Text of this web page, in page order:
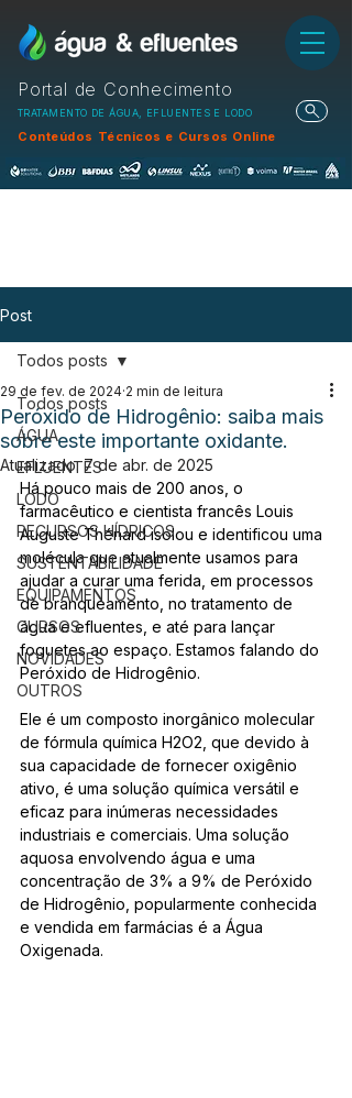
Portal de Conhecimento
TRATAMENTO DE ÁGUA, EFLUENTES E LODO
Conteúdos Técnicos e Cursos Online
Post
Todos posts
ÁGUA
EFLUENTES
LODO
RECURSOS HÍDRICOS
SUSTENTABILIDADE
EQUIPAMENTOS
CURSOS
NOVIDADES
OUTROS
Todos posts
Peróxido de Hidrogênio: saiba mais
sobre este importante oxidante.
29 de fev. de 2024 2 min de leitura
Atualizado:7 de abr. de 2025
Há pouco mais de 200 anos, o
farmacêutico e cientista francês Louis
Auguste Thénard isolou e identificou uma
molécula que atualmente usamos para
ajudar a curar uma ferida, em processos
de branqueamento, no tratamento de
água e efluentes, e até para lançar
foguetes ao espaço. Estamos falando do
Peróxido de Hidrogênio.
Ele é um composto inorgânico molecular
de fórmula química H2O2, que devido à
sua capacidade de fornecer oxigênio
ativo, é uma solução química versátil e
eficaz para inúmeras necessidades
industriais e comerciais. Uma solução
aquosa envolvendo água e uma
concentração de 3% a 9% de Peróxido
de Hidrogênio, popularmente conhecida
e vendida em farmácias é a Água
Oxigenada.